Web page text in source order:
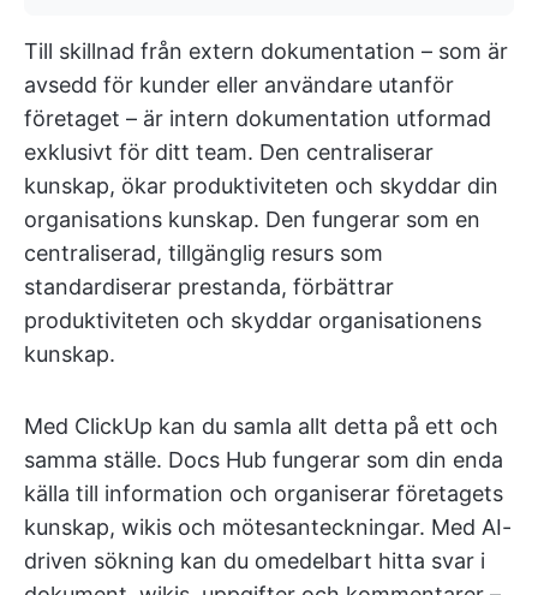
Till skillnad från extern dokumentation – som är
avsedd för kunder eller användare utanför
företaget – är intern dokumentation utformad
exklusivt för ditt team. Den centraliserar
kunskap, ökar produktiviteten och skyddar din
organisations kunskap. Den fungerar som en
centraliserad, tillgänglig resurs som
standardiserar prestanda, förbättrar
produktiviteten och skyddar organisationens
kunskap.
Med ClickUp kan du samla allt detta på ett och
samma ställe. Docs Hub fungerar som din enda
källa till information och organiserar företagets
kunskap, wikis och mötesanteckningar. Med AI-
driven sökning kan du omedelbart hitta svar i